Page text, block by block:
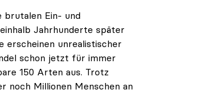
brutalen Ein- und
Jahrhunderte später
erscheinen unrealistischer
schon jetzt für immer
150 Arten aus. Trotz
noch Millionen Menschen an